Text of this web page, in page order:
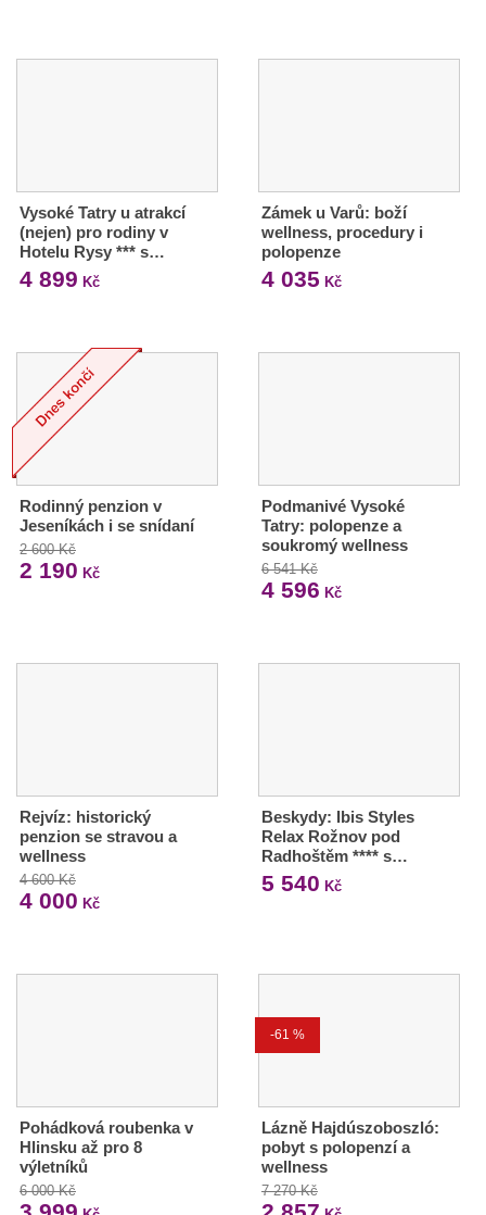
Vysoké Tatry u atrakcí
(nejen) pro rodiny v
Hotelu Rysy *** s…
4 899 Kč
Zámek u Varů: boží
wellness, procedury i
polopenze
4 035 Kč
Rodinný penzion v
Jeseníkách i se snídaní
2 600 Kč
2 190 Kč
Podmanivé Vysoké
Tatry: polopenze a
soukromý wellness
6 541 Kč
4 596 Kč
Rejvíz: historický
penzion se stravou a
wellness
4 600 Kč
4 000 Kč
Beskydy: Ibis Styles
Relax Rožnov pod
Radhoštěm **** s…
5 540 Kč
Pohádková roubenka v
Hlinsku až pro 8
výletníků
6 000 Kč
-61 %
Lázně Hajdúszoboszló:
pobyt s polopenzí a
wellness
7 270 Kč